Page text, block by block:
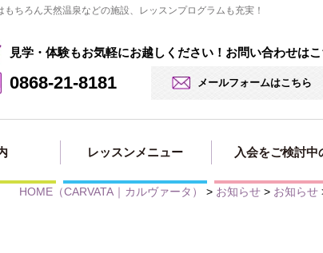
ちろん天然温泉などの施設、レッスンプログラムも充実！
見学・体験もお気軽にお越しください！お問い合わせは
0868-21-8181 メールフォームはこちら
レッスンメニュー 入会をご検討中
HOME （CARVATA｜カルヴァータ） > お知らせ > お知らせ